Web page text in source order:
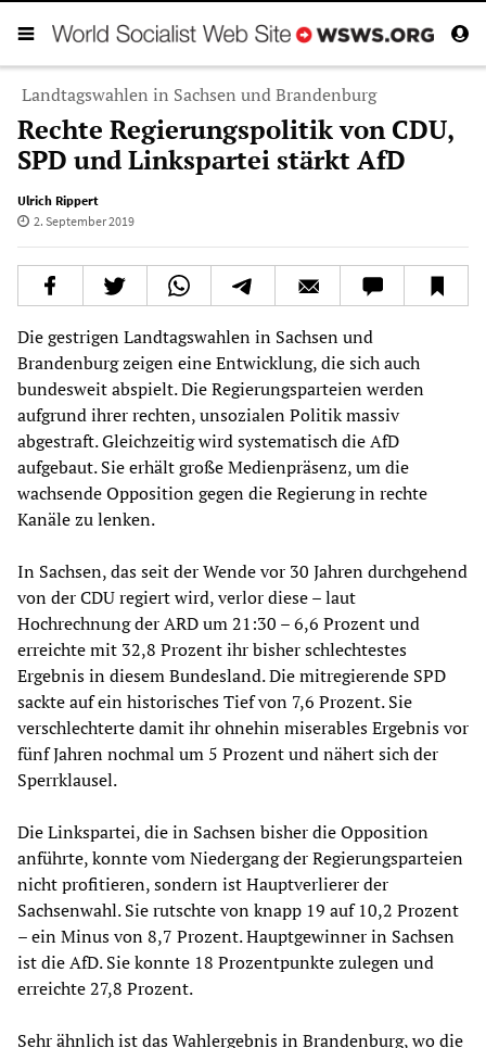
Landtagswahlen in Sachsen und Brandenburg
Rechte Regierungspolitik von CDU,
SPD und Linkspartei stärkt AfD
Ulrich Rippert
2. September 2019
Die gestrigen Landtagswahlen in Sachsen und
Brandenburg zeigen eine Entwicklung, die sich auch
bundesweit abspielt. Die Regierungsparteien werden
aufgrund ihrer rechten, unsozialen Politik massiv
abgestraft. Gleichzeitig wird systematisch die AfD
aufgebaut. Sie erhält große Medienpräsenz, um die
wachsende Opposition gegen die Regierung in rechte
Kanäle zu lenken.
In Sachsen, das seit der Wende vor 30 Jahren durchgehend
von der CDU regiert wird, verlor diese – laut
Hochrechnung der ARD um 21:30 – 6,6 Prozent und
erreichte mit 32,8 Prozent ihr bisher schlechtestes
Ergebnis in diesem Bundesland. Die mitregierende SPD
sackte auf ein historisches Tief von 7,6 Prozent. Sie
verschlechterte damit ihr ohnehin miserables Ergebnis vor
fünf Jahren nochmal um 5 Prozent und nähert sich der
Sperrklausel.
Die Linkspartei, die in Sachsen bisher die Opposition
anführte, konnte vom Niedergang der Regierungsparteien
nicht profitieren, sondern ist Hauptverlierer der
Sachsenwahl. Sie rutschte von knapp 19 auf 10,2 Prozent
– ein Minus von 8,7 Prozent. Hauptgewinner in Sachsen
ist die AfD. Sie konnte 18 Prozentpunkte zulegen und
erreichte 27,8 Prozent.
Sehr ähnlich ist das Wahlergebnis in Brandenburg, wo die